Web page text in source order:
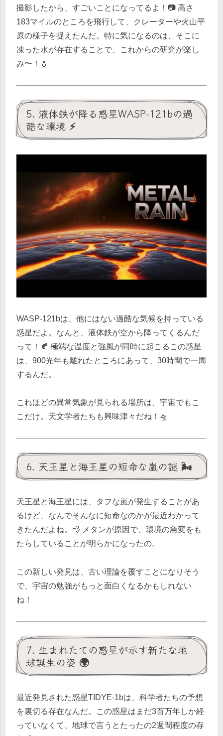
撮影したから、すごいことになってるよ！📷 高さ
183マイルのところを飛行して、クレーターや火山平
原の様子を捉えたんだ。特に気になるのは、そこに
凍った水が存在することで、これからの研究が楽し
み〜！💧
5. 液体鉄が降る惑星WASP-121bの過
酷な環境 ⚡
WASP-121bは、他にはない過酷な気候を持っている
惑星だよ。なんと、液体鉄が空から降ってくるんだ
って！🍂 極端な温度と強風が同時に起こるこの惑星
は、900光年も離れたところにあって、30時間で一周
するんだ。
これほどの異常気象が見られる場所は、宇宙でもこ
こだけ。天文学者たちも興味津々だね！🛸
6. 天王星と海王星の短命な嵐の謎 🌬️
天王星と海王星には、タフな嵐が発生することがあ
るけど、なんでそんなに短命なのかが最近わかって
きたんだよね。💨 メタンが原因で、環境の急変をも
たらしていることが明らかになったの。
この新しい発見は、古い理論を覆すことになりそう
で、宇宙の勉強がもっと面白くなるかもしれない
ね！
7. 生まれたての惑星が示す新たな地
球誕生の姿 🌍
最近発見された惑星TIDYE-1bは、科学者たちの予想
を裏切る存在なんだ。この惑星はまだ3百万年しか経
っていなくて、地球で言うとたったの2週間程度の存